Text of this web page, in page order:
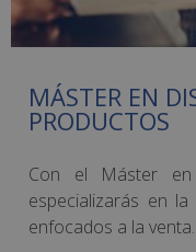
MÁSTER EN
PRODUCTOS
Con el Máster
especializarás en
enfocados a la venta.